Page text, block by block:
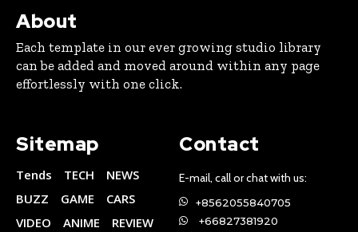
About
Each template in our ever growing studio library
can be added and moved around within any page
effortlessly with one click.
Sitemap
Tends TECH
NEWS
BUZZ
GAME
CARS
VIDEO
ANIME
REVIEW
Contact
E-mail, call or chat with us:
+8562055840705
+66827381920